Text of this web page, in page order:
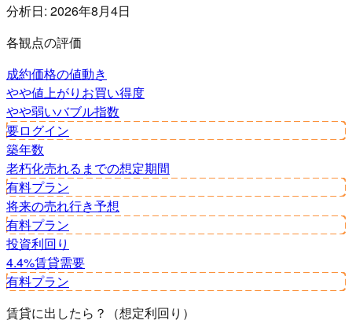
分析日: 2026年8月4日
各観点の評価
成約価格の値動き
やや値上がり お買い得度
やや弱いバブル指数
要ログイン
築年数
老朽化売れるまでの想定期間
有料プラン
将来の売れ行き予想
有料プラン
投資利回り
4.4%賃貸需要
有料プラン
賃貸に出したら？（想定利回り）